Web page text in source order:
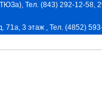
Тел. (843) 292-12-
71a, 3 этаж , Тел. (4852)